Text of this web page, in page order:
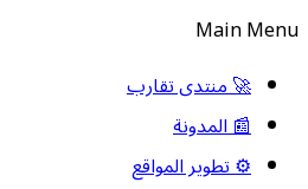
Main Menu
🚀 منتدى تقارب
📰 المدونة
⚙️ تطوير المواقع